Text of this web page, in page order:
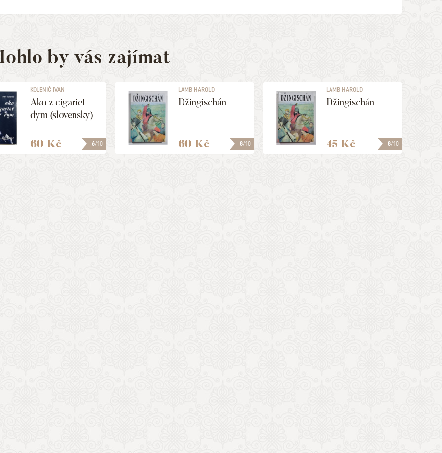
by vás zajímat
6/10
KOLENIČ IVAN
Ako z cigariet
dym (slovensky)
60 Kč 8/10
LAMB HAROLD
Džingischán
60 Kč 8/10
LAMB HAROLD
Džingischán
45 Kč